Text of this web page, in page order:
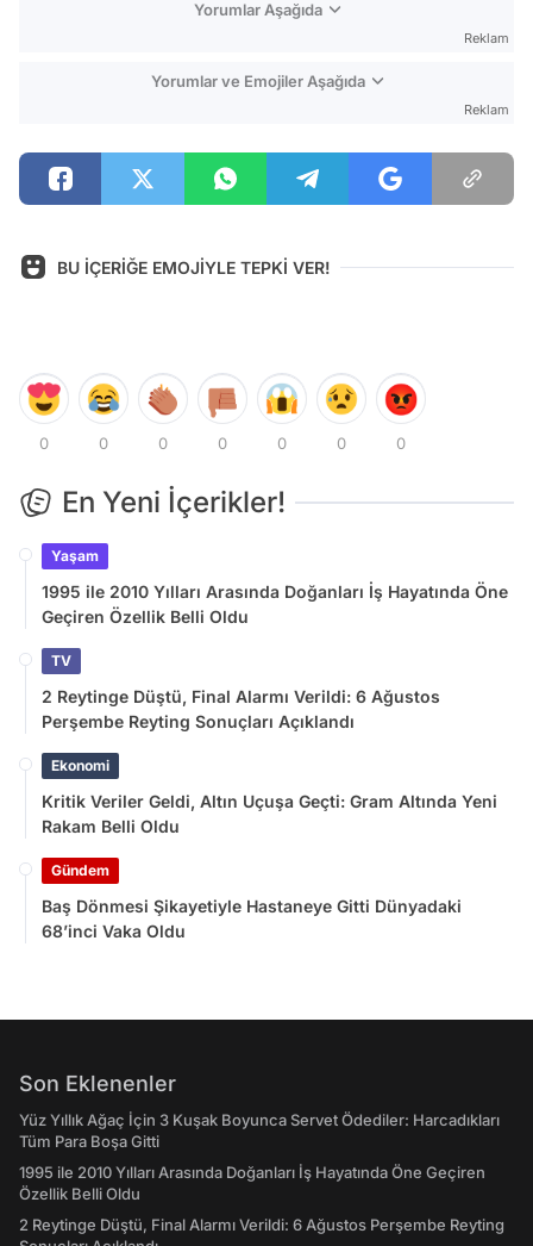
Yorumlar Aşağıda
Reklam
Yorumlar ve Emojiler Aşağıda
Reklam
BU İÇERİĞE EMOJİYLE TEPKİ VER!
0 0 0 0 0 0 0
En Yeni İçerikler!
Yaşam
1995 ile 2010 Yılları Arasında Doğanları İş Hayatında Öne
Geçiren Özellik Belli Oldu
TV
2 Reytinge Düştü, Final Alarmı Verildi: 6 Ağustos
Perşembe Reyting Sonuçları Açıklandı
Ekonomi
Kritik Veriler Geldi, Altın Uçuşa Geçti: Gram Altında Yeni
Rakam Belli Oldu
Gündem
Baş Dönmesi Şikayetiyle Hastaneye Gitti Dünyadaki
68’inci Vaka Oldu
Son Eklenenler
Yüz Yıllık Ağaç İçin 3 Kuşak Boyunca Servet Ödediler: Harcadıkları
Tüm Para Boşa Gitti
1995 ile 2010 Yılları Arasında Doğanları İş Hayatında Öne Geçiren
Özellik Belli Oldu
2 Reytinge Düştü, Final Alarmı Verildi: 6 Ağustos Perşembe Reyting